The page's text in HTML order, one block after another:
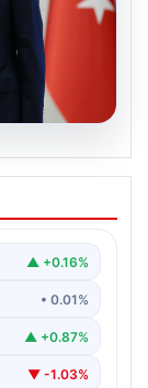
▲ +0.16%
• 0.01%
▲ +0.87%
▼ -1.03%